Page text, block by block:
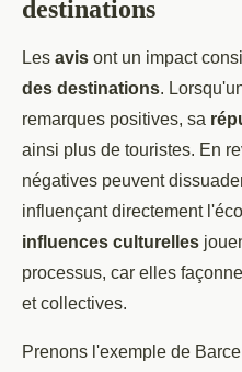
destinations
Les avis ont un impact
des destinations.
remarques positives, sa
ainsi plus de touristes. En
négatives peuvent
influençant directement
influences culturelles
processus, car elles
et collectives.
Prenons l'exemple de